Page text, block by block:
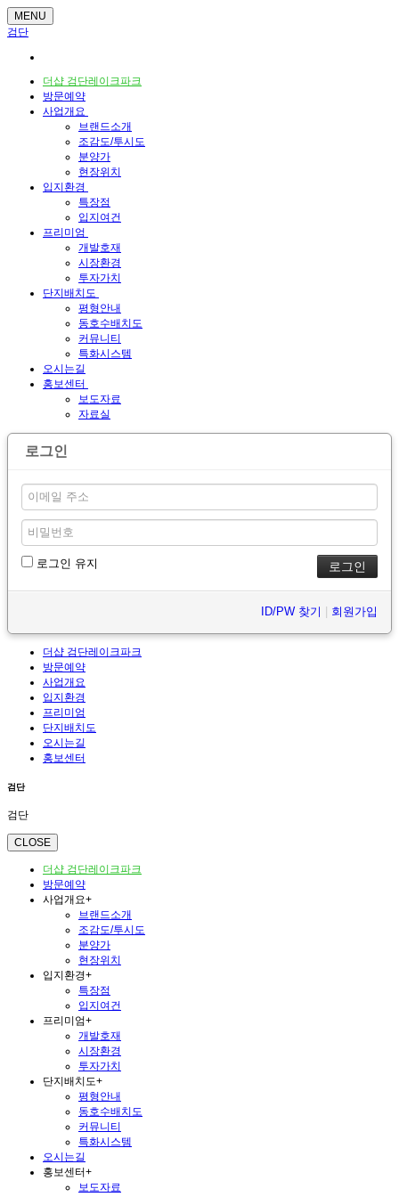
MENU
검단
더샵 검단레이크파크
방문예약
사업개요
브랜드소개
조감도/투시도
분양가
현장위치
입지환경
특장점
입지여건
프리미엄
개발호재
시장환경
투자가치
단지배치도
평형안내
동호수배치도
커뮤니티
특화시스템
오시는길
홍보센터
보도자료
자료실
로그인
로그인 유지
ID/PW 찾기 회원가입
더샵 검단레이크파크
방문예약
사업개요
입지환경
프리미엄
단지배치도
오시는길
홍보센터
검단
검단
CLOSE
더샵 검단레이크파크
방문예약
사업개요+
브랜드소개
조감도/투시도
분양가
현장위치
입지환경+
특장점
입지여건
프리미엄+
개발호재
시장환경
투자가치
단지배치도+
평형안내
동호수배치도
커뮤니티
특화시스템
오시는길
홍보센터+
보도자료